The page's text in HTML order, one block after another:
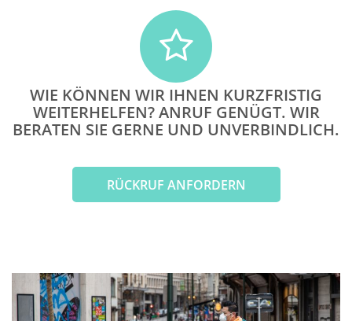
WIE KÖNNEN WIR IHNEN KURZFRISTIG
WEITERHELFEN? ANRUF GENÜGT. WIR
BERATEN SIE GERNE UND UNVERBINDLICH.
RÜCKRUF ANFORDERN